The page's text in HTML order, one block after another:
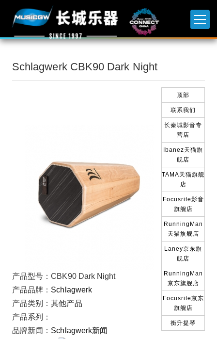
Schlagwerk CBK90 Dark Night
产品型号：CBK90 Dark Night
产品品牌： Schlagwerk
产品类别：其他产品
产品系列：
品牌新闻： Schlagwerk新闻
顶部
联系我们
长秦城影音专
营店
Ibanez天猫旗
舰店
TAMA天猫旗舰
店
Focusrite影音
旗舰店
RunningMan
天猫旗舰店
Laney京东旗
舰店
RunningMan
京东旗舰店
Focusrite京东
旗舰店
衡升提琴